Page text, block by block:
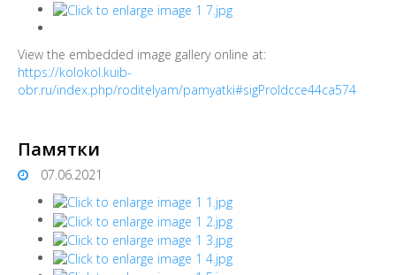
View the embedded image gallery online at:
https://kolokol.kuib-
obr.ru/index.php/roditelyam/pamyatki#sigProIdcce44ca574
Памятки
07.06.2021